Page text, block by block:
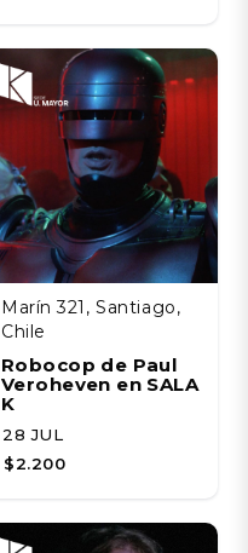
Marín 321, Santiago,
Chile
Robocop de Paul
Veroheven en SALA
K
28 JUL
$2.200